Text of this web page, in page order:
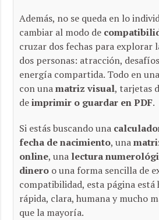
Además, no se queda en lo
cambiar al modo de
cruzar dos fechas para explorar
dos personas: atracción,
energía compartida. Todo en
con unamatriz visual, tarjetas
deimprimir o guardar en PDF.
Si estás buscando una
fecha de nacimiento, una
online, una lectura
dinero o una forma sencilla de
compatibilidad, esta página está
rápida, clara, humana y mucho
que la mayoría.